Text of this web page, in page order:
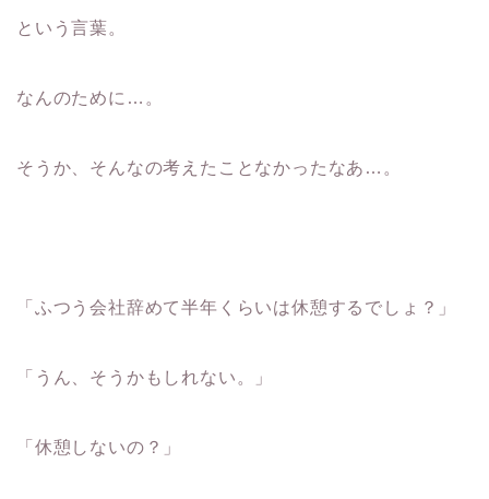
という言葉。
なんのために…。
そうか、そんなの考えたことなかったなあ…。
「ふつう会社辞めて半年くらいは休憩するでしょ？」
「うん、そうかもしれない。」
「休憩しないの？」